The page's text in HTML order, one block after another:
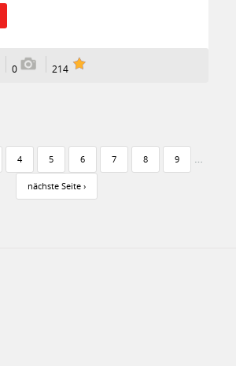
0 214
4 5 6 7 8 9 …
nächste Seite ›